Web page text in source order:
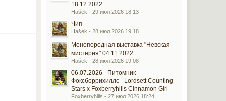
18.12.2022
Hašek - 29 июл 2026 18:13
Чип
Hašek - 28 июл 2026 19:18
Монопородная выставка "Невская
мистерия" 04.11.2022
Hašek - 28 июл 2026 19:08
06.07.2026 - Питомник
Фоксберрихиллс - Lordsett Counting
Stars x Foxberryhills Cinnamon Girl
Foxberryhills - 27 июл 2026 18:24